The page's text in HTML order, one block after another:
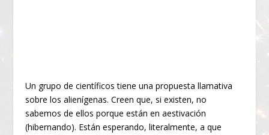
Un grupo de científicos tiene una propuesta llamativa
sobre los alienígenas. Creen que, si existen, no
sabemos de ellos porque están en aestivación
(hibernando). Están esperando, literalmente, a que